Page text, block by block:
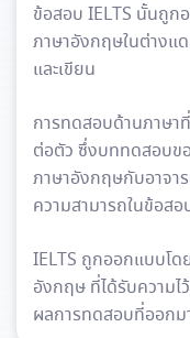
ข้อสอบ IELTS นั้นถูก
ภาษาอังกฤษในต่างแ
และเขียน
การทดสอบด้านภาษ
ต่อตัว ซึ่งบททดสอบข
ภาษาอังกฤษกับอาจา
ความสามารถในข้อส
IELTS ถูกออกแบบโด
อังกฤษ ที่ได้รับความไ
ผลการทดสอบที่ออกม